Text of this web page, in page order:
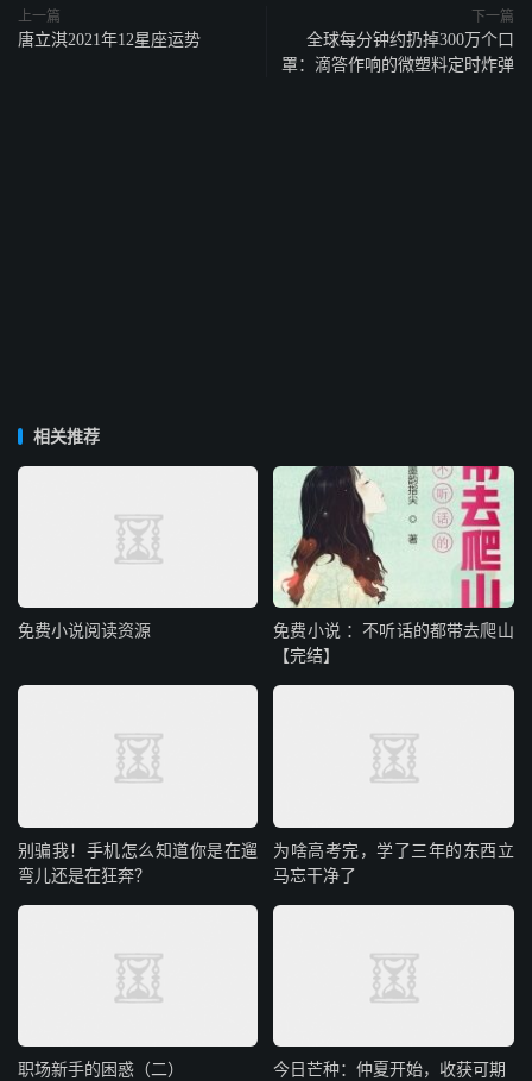
上一篇
唐立淇2021年12星座运势
下一篇
全球每分钟约扔掉300万个口
罩：滴答作响的微塑料定时炸弹
相关推荐
免费小说阅读资源
免费小说 ：不听话的都带去爬山
【完结】
别骗我！手机怎么知道你是在遛
弯儿还是在狂奔？
为啥高考完，学了三年的东西立
马忘干净了
职场新手的困惑（二） 今日芒种：仲夏开始，收获可期